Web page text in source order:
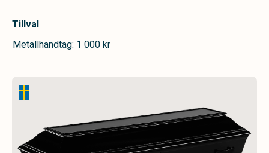
Tillval
Metallhandtag: 1 000 kr